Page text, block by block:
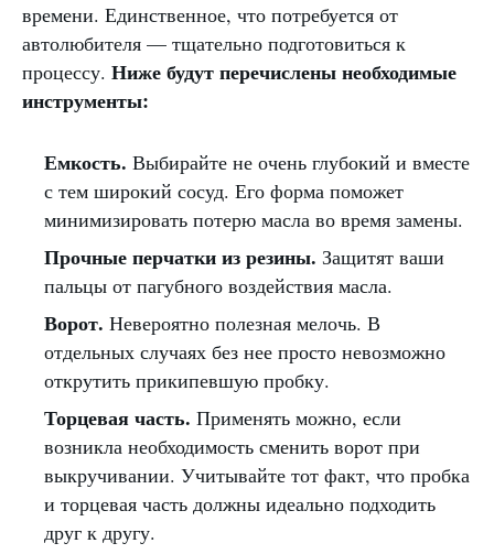
времени. Единственное, что потребуется от
автолюбителя — тщательно подготовиться к
процессу. Ниже будут перечислены необходимые
инструменты:
Емкость. Выбирайте не очень глубокий и вместе
с тем широкий сосуд. Его форма поможет
минимизировать потерю масла во время замены.
Прочные перчатки из резины. Защитят ваши
пальцы от пагубного воздействия масла.
Ворот. Невероятно полезная мелочь. В
отдельных случаях без нее просто невозможно
открутить прикипевшую пробку.
Торцевая часть. Применять можно, если
возникла необходимость сменить ворот при
выкручивании. Учитывайте тот факт, что пробка
и торцевая часть должны идеально подходить
друг к другу.